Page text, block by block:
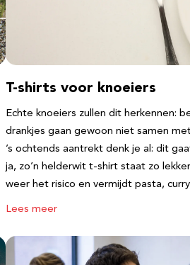
T-shirts voor knoeiers
Echte knoeiers zullen dit herkennen:
drankjes gaan gewoon niet samen
’s ochtends aantrekt denk je al: dit
ja, zo’n helderwit t-shirt staat zo
weer het risico en vermijdt pasta,
Lees meer